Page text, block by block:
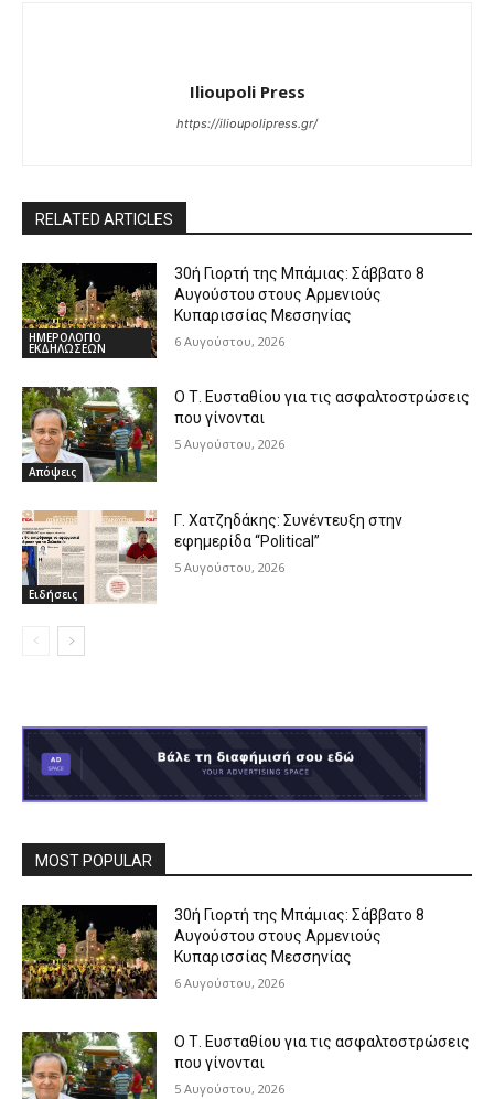
Ilioupoli Press
https://ilioupolipress.gr/
RELATED ARTICLES
ΗΜΕΡΟΛΟΓΙΟ
ΕΚΔΗΛΩΣΕΩΝ
30ή Γιορτή της Μπάμιας: Σάββατο 8
Αυγούστου στους Αρμενιούς
Κυπαρισσίας Μεσσηνίας
6 Αυγούστου, 2026
Απόψεις
Ο Τ. Ευσταθίου για τις ασφαλτοστρώσεις
που γίνονται
5 Αυγούστου, 2026
Ειδήσεις
Γ. Χατζηδάκης: Συνέντευξη στην
εφημερίδα “Political”
5 Αυγούστου, 2026
MOST POPULAR
30ή Γιορτή της Μπάμιας: Σάββατο 8
Αυγούστου στους Αρμενιούς
Κυπαρισσίας Μεσσηνίας
6 Αυγούστου, 2026
Ο Τ. Ευσταθίου για τις ασφαλτοστρώσεις
που γίνονται
5 Αυγούστου, 2026